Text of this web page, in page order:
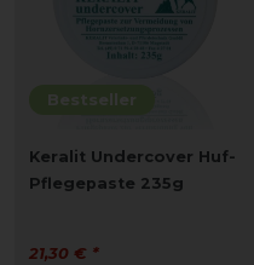
Bestseller
Keralit Undercover Huf-
Pflegepaste 235g
21,30 € *